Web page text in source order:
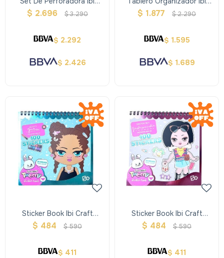
Craft- Serie Alfabetica
$ 2.696 $3.290
$ 2.292
$ 2.426
Craft Perforado
$ 1.877 $2.290
$ 1.595
$ 1.689
Sticker Book Ibi Craft
Tweeny Beauty Guru
$ 484 $ 590
$ 411
Sticker Book Ibi Craft
Tweeny Sketch Set
$ 484 $ 590
$ 411